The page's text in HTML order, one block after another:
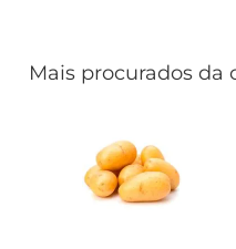
Mais procurados da